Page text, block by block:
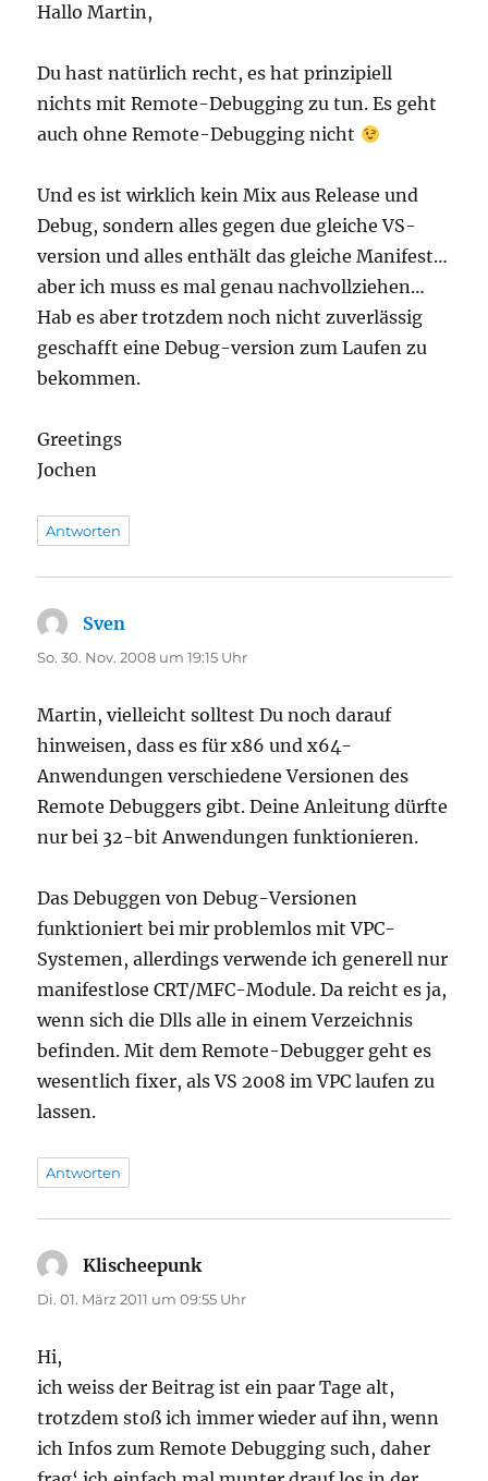
Hallo Martin,
Du hast natürlich recht, es hat prinzipiell
nichts mit Remote-Debugging zu tun. Es geht
auch ohne Remote-Debugging nicht
Und es ist wirklich kein Mix aus Release und
Debug, sondern alles gegen due gleiche VS-
version und alles enthält das gleiche Manifest…
aber ich muss es mal genau nachvollziehen…
Hab es aber trotzdem noch nicht zuverlässig
geschafft eine Debug-version zum Laufen zu
bekommen.
Greetings
Jochen
Antworten
Sven
So. 30. Nov. 2008 um 19:15 Uhr
Martin, vielleicht solltest Du noch darauf
hinweisen, dass es für x86 und x64-
Anwendungen verschiedene Versionen des
Remote Debuggers gibt. Deine Anleitung dürfte
nur bei 32-bit Anwendungen funktionieren.
Das Debuggen von Debug-Versionen
funktioniert bei mir problemlos mit VPC-
Systemen, allerdings verwende ich generell nur
manifestlose CRT/MFC-Module. Da reicht es ja,
wenn sich die Dlls alle in einem Verzeichnis
befinden. Mit dem Remote-Debugger geht es
wesentlich fixer, als VS 2008 im VPC laufen zu
lassen.
Antworten
Klischeepunksagt:
Di. 01. März 2011 um 09:55 Uhr
Hi,
ich weiss der Beitrag ist ein paar Tage alt,
trotzdem stoß ich immer wieder auf ihn, wenn
ich Infos zum Remote Debugging such, daher